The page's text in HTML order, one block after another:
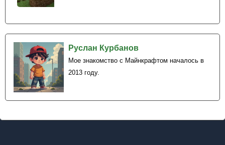
Руслан Курбанов
Мое знакомство с Майнкрафтом началось в
2013 году.